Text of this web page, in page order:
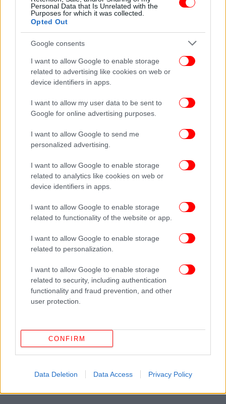
Personal Data that Is Unrelated with the
Purposes for which it was collected.
Opted Out
Google consents
I want to allow Google to enable storage
related to advertising like cookies on web or
device identifiers in apps.
I want to allow my user data to be sent to
Google for online advertising purposes.
I want to allow Google to send me
personalized advertising.
I want to allow Google to enable storage
related to analytics like cookies on web or
device identifiers in apps.
I want to allow Google to enable storage
related to functionality of the website or app.
I want to allow Google to enable storage
related to personalization.
I want to allow Google to enable storage
related to security, including authentication
functionality and fraud prevention, and other
user protection.
CONFIRM
Data Deletion Data Access Privacy Policy